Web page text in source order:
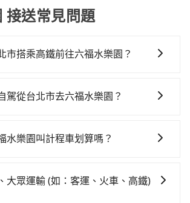
接送常見問題
市搭乘高鐵前往六福水樂園？
最早06:26一直到23:00，台北-新竹一
台上等待列車的到來，大概又過了25
程車，搭上小黃後約花35分鐘、車費
福水樂園 (新竹縣關西鎮) 的目的地。
駕從台北市去六福水樂園？
（因為要自己開車），最重要的是你
轎車，每公里再額外加收$3.2，從台北
福水樂園的花費預估為
水樂園叫計程車划算嗎？
、Line Taxi、Yoxi等，如果在路邊攔不
電話至附近的計程車隊，如國華衛星
大眾運輸 (如：客運、火車、高鐵)